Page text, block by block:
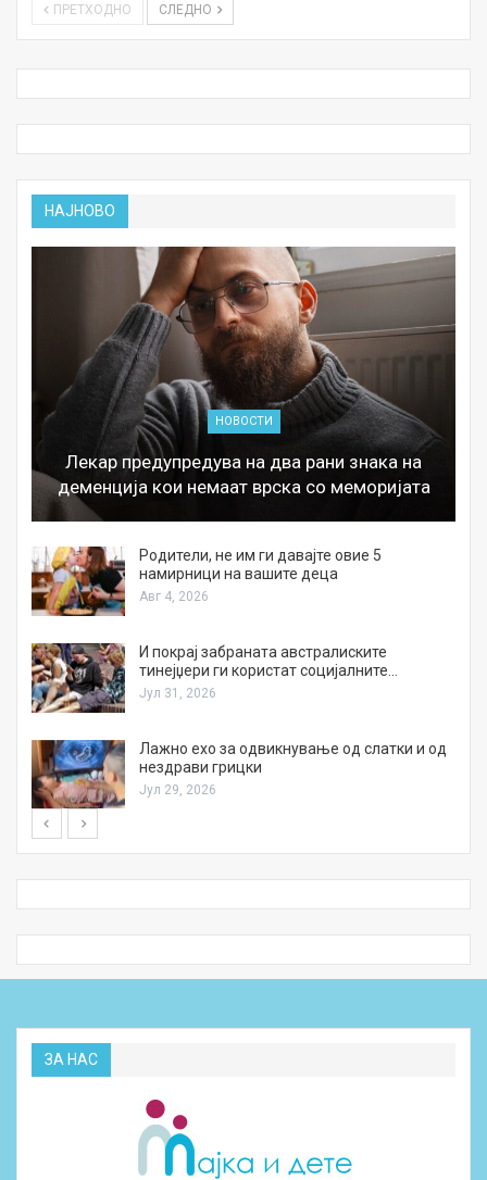
ПРЕТХОДНО СЛЕДНО
НАЈНОВО
НОВОСТИ
Лекар предупредува на два рани знака на
деменција кои немаат врска со меморијата
Родители, не им ги давајте овие 5
намирници на вашите деца
Авг 4, 2026
И покрај забраната австралиските
тинејџери ги користат социјалните…
Јул 31, 2026
Лажно ехо за одвикнување од слатки и од
нездрави грицки
Јул 29, 2026
ЗА НАС